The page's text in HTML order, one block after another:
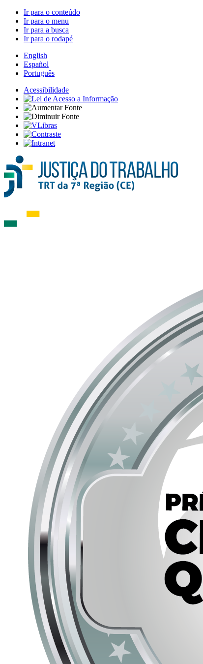
Ir para o conteúdo
Ir para o menu
Ir para a busca
Ir para o rodapé
English
Español
Português
Acessibilidade